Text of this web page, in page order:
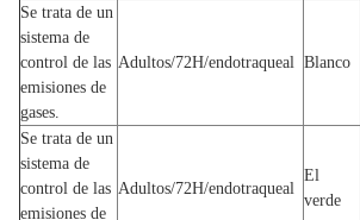
Se trata de un
sistema de
control de las
emisiones de
gases.
Adultos/72H/endotraqueal Blanco
Se trata de un
sistema de
control de las
emisiones de
Adultos/72H/endotraqueal
El
verde